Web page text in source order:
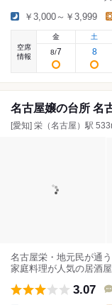
￥3,000～￥3,999
空席
情報
金
8/7
土
8
名古屋嬢の台所 名
[愛知] 栄（名古屋）駅
名古屋栄・地元民が通
家庭料理が人気の居酒屋
3.07